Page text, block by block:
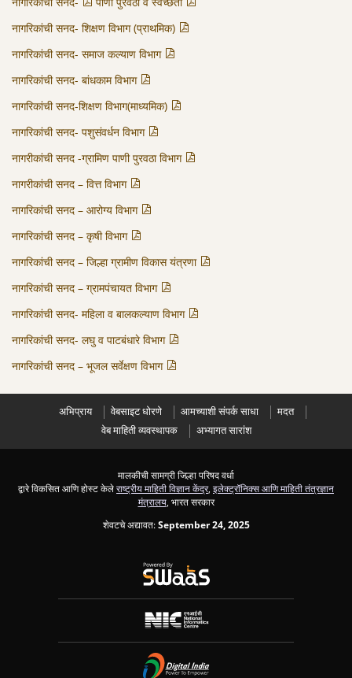
नागरिकांची सनद- शिक्षण विभाग (प्राथमिक)
नागरिकांची सनद- समाज कल्याण विभाग
नागरिकांची सनद- बांधकाम विभाग
नागरिकांची सनद-शिक्षण विभाग(माध्यमिक)
नागरिकांची सनद- पशुसंवर्धन विभाग
नागरीकांची सनद -ग्रामिण पाणी पुरवठा विभाग
नागरीकांची सनद – वित्त विभाग
नागरिकांची सनद – आरोग्य विभाग
नागरिकांची सनद – कृषी विभाग
नागरिकांची सनद – जिल्हा ग्रामीण विकास यंत्रणा
नागरिकांची सनद – ग्रामपंचायत विभाग
नागरिकांची सनद- महिला व बालकल्याण विभाग
नागरिकांची सनद- लघु व पाटबंधारे विभाग
नागरिकांची सनद – भूजल सर्वेक्षण विभाग
अभिप्राय वेबसाइट धोरणे आमच्याशी संपर्क साधा
मदत
वेब माहिती व्यवस्थापक
अभ्यागत सारांश
मालकीची सामग्री जिल्हा परिषद वर्धा
द्वारे विकसित आणि होस्ट केलेराष्ट्रीय माहिती विज्ञान केंद्र, इलेक्ट्रॉनिक्स आणि माहिती तंत्रज्ञान
मंत्रालय, भारत सरकार
शेवटचे अद्यावत:September 24, 2025